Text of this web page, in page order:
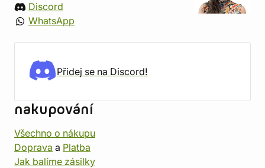
Discord
WhatsApp
Přidej se na Discord!
nakupování
Všechno o nákupu
Doprava a Platba
Jak balíme zásilky